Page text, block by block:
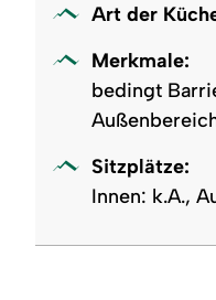
Art der
Merkmale:
bedingt
Sitzplätze:
Innen: k.A.,